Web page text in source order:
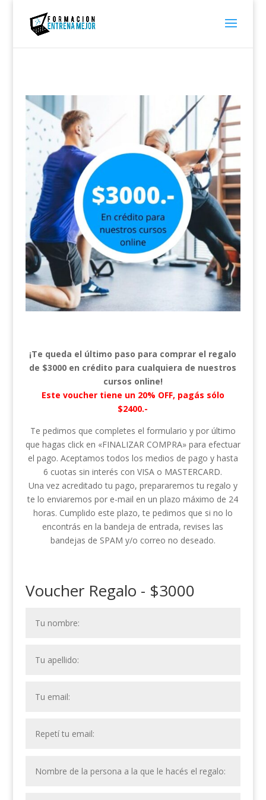
¡Te queda el último paso para comprar el regalo
de $3000 en crédito para cualquiera de nuestros
cursos online!
Este voucher tiene un 20% OFF, pagás sólo
$2400.-
Te pedimos que completes el formulario y por último
que hagas click en «FINALIZAR COMPRA» para efectuar
el pago. Aceptamos todos los medios de pago y hasta
6 cuotas sin interés con VISA o MASTERCARD.
Una vez acreditado tu pago, prepararemos tu regalo y
te lo enviaremos por e-mail en un plazo máximo de 24
horas. Cumplido este plazo, te pedimos que si no lo
encontrás en la bandeja de entrada, revises las
bandejas de SPAM y/o correo no deseado.
Voucher Regalo - $3000